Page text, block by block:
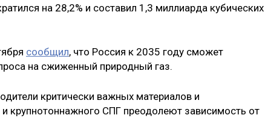
на 28,2% и составил 1,3 миллиарда кубических
сообщил, что Россия к 2035 году сможет
на сжиженный природный газ.
критически важных материалов и
крупнотоннажного СПГ преодолеют зависимость от